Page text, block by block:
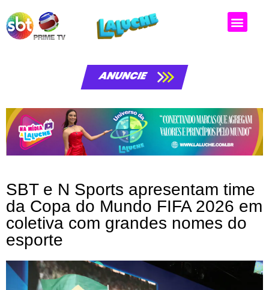
ANUNCIE
SBT e N Sports apresentam time
da Copa do Mundo FIFA 2026 em
coletiva com grandes nomes do
esporte